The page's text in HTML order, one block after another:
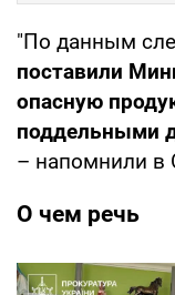
"По данным
поставили
опасную
поддельными
– напомнили в
О чем речь